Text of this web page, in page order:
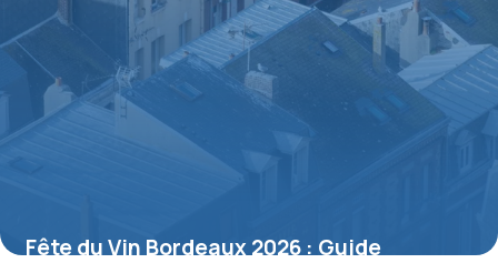
Fête du Vin Bordeaux 2026 : Guide